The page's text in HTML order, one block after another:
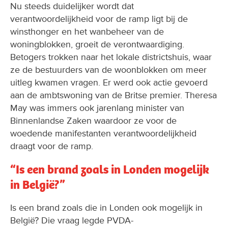
Nu steeds duidelijker wordt dat
verantwoordelijkheid voor de ramp ligt bij de
winsthonger en het wanbeheer van de
woningblokken, groeit de verontwaardiging.
Betogers trokken naar het lokale districtshuis, waar
ze de bestuurders van de woonblokken om meer
uitleg kwamen vragen. Er werd ook actie gevoerd
aan de ambtswoning van de Britse premier. Theresa
May was immers ook jarenlang minister van
Binnenlandse Zaken waardoor ze voor de
woedende manifestanten verantwoordelijkheid
draagt voor de ramp.
“Is een brand zoals in Londen mogelijk
in België?”
Is een brand zoals die in Londen ook mogelijk in
België? Die vraag legde PVDA-